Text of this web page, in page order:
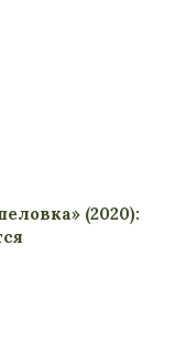
(2020):